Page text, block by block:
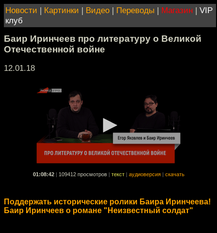
Новости | Картинки | Видео | Переводы | Магазин | VIP
клуб
Баир Иринчеев про литературу о Великой
Отечественной войне
12.01.18
01:08:42 109412 просмотров текст аудиоверсия скачать
Поддержать исторические ролики Баира Иринчеева!
Баир Иринчеев о романе "Неизвестный солдат"